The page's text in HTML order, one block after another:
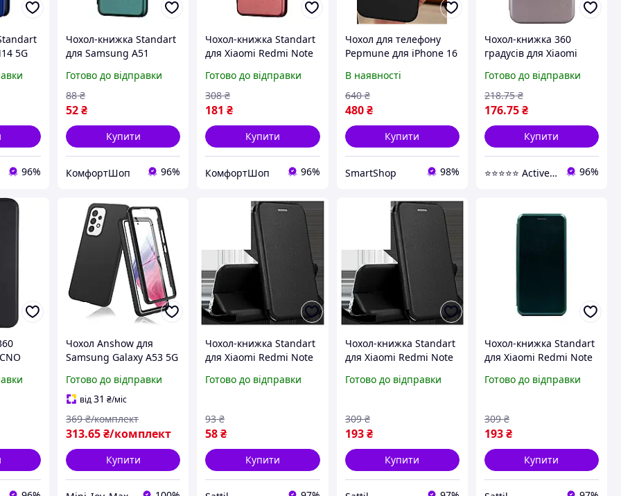
5G
360
96%
Чохол-книжка Standart
для Samsung A51
зелений із захистом
кутів 360 градусів TE-
6148
Готово до відправки
52₴
88 ₴
Купити
КомфортШоп 96%
Чохол-книжка Standart
для Xiaomi Redmi Note
винний червоний із
захистом 360 градусів
TE-6152
Готово до відправки
181 ₴
308 ₴
Купити
КомфортШоп 96%
Чохол для телефону
Pepmune для iPhone 16
кільцем-тримачем на
360 градусів,
магнітними
кріпленнями для
автомобіл
В наявності
480 ₴
640 ₴
Купити
SmartShop 98%
Чохол-книжка 360
градусів для Xiaomi
штучна шкіра сірий
(911634)
Готово до відправки
176.75₴
218.75 ₴
Купити
⭐️⭐️⭐️⭐️⭐️ Active Point 96%
Чохол Anshow для
Samsung Galaxy A53 5G
на 360 градусів
Готово до відправки
від31 ₴/міс
313.65₴/комплект
369 ₴/комплект
Купити
Чохол-книжка Standart
для Xiaomi Redmi Note
полістирол чорний із
DS-0256
Готово до відправки
58₴
93 ₴
Купити
Чохол-книжка Standart
для Xiaomi Redmi Note
чорний із захистом 360
Готово до відправки
193 ₴
309 ₴
Купити
Чохол-книжка Standart
для Xiaomi Redmi Note
темно-зелений із
DS-0347
Готово до відправки
193₴
309 ₴
Купити